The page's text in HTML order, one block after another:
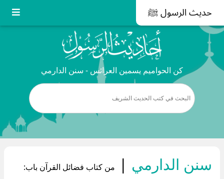
حديث الرسول ﷺ
كن الحواميم يسمين العرائس - سنن الدارمي
سنن الدارمي |
من كتاب فضائل القرآن باب: